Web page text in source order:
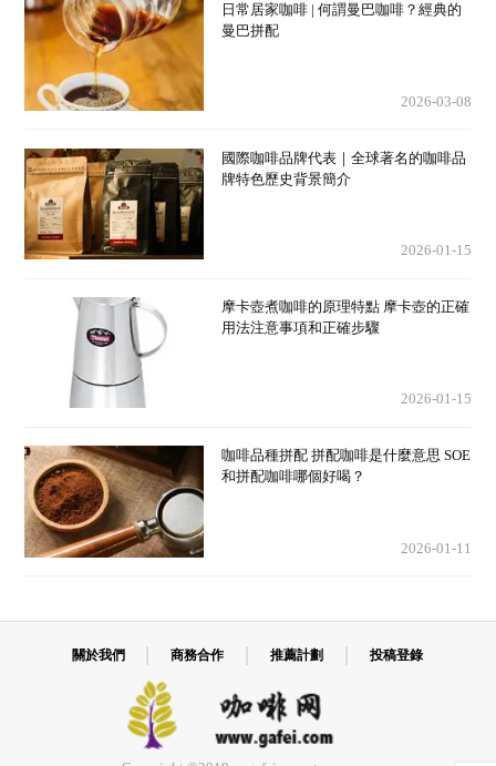
日常居家咖啡 | 何謂曼巴咖啡？經典的
曼巴拼配
2026-03-08
國際咖啡品牌代表｜全球著名的咖啡品
牌特色歷史背景簡介
2026-01-15
摩卡壺煮咖啡的原理特點 摩卡壺的正確
用法注意事項和正確步驟
2026-01-15
咖啡品種拼配 拼配咖啡是什麼意思 SOE
和拼配咖啡哪個好喝？
2026-01-11
關於我們 商務合作 推薦計劃 投稿登錄